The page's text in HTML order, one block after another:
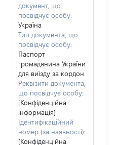
документ, що
посвідчує особу:
Україна
Тип документа, що
посвідчує особу:
Паспорт
громадянина України
для виїзду за кордон
Реквізити документа,
що посвідчує особу:
[Конфіденційна
інформація]
Ідентифікаційний
номер (за наявності):
[Конфіденційна